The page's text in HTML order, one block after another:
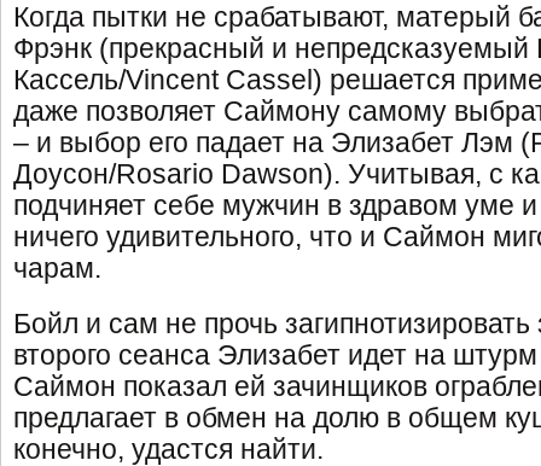
Когда пытки не срабатывают, матерый
Фрэнк (прекрасный и непредсказуемый
Кассель/Vincent Cassel) решается
даже позволяет Саймону самому
– и выбор его падает на Элизабет Лэм
Доусон/Rosario Dawson). Учитывая, с
подчиняет себе мужчин в здравом уме
ничего удивительного, что и Саймон
чарам.
Бойл и сам не прочь
второго сеанса Элизабет идет на
Саймон показал ей зачинщиков
предлагает в обмен на долю в общем
конечно, удастся найти.